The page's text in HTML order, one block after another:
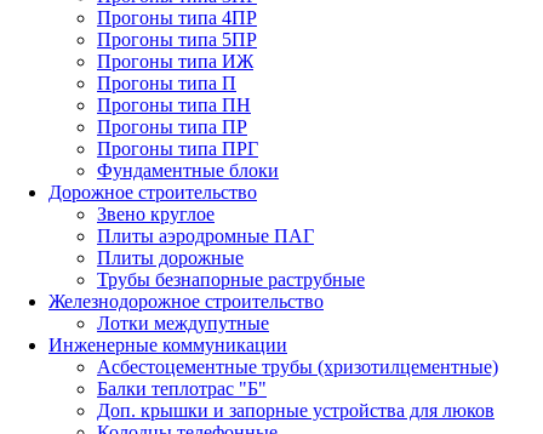
Прогоны типа 4ПР
Прогоны типа 5ПР
Прогоны типа ИЖ
Прогоны типа П
Прогоны типа ПН
Прогоны типа ПР
Прогоны типа ПРГ
Фундаментные блоки
Дорожное строительство
Звено круглое
Плиты аэродромные ПАГ
Плиты дорожные
Трубы безнапорные раструбные
Железнодорожное строительство
Лотки междупутные
Инженерные коммуникации
Асбестоцементные трубы (хризотилцементные)
Балки теплотрас "Б"
Доп. крышки и запорные устройства для люков